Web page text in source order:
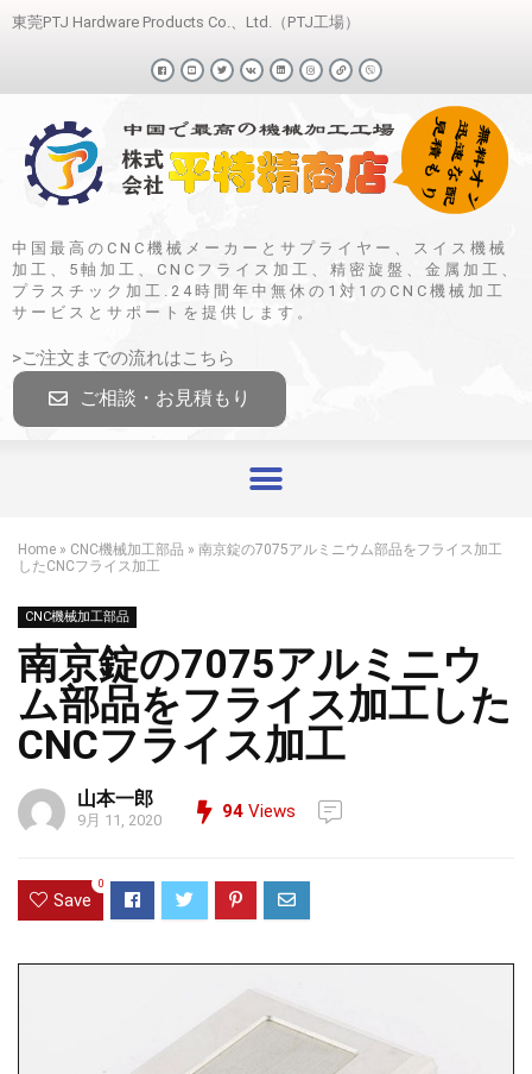
東莞PTJ Hardware Products Co.、Ltd.（PTJ工場）
中国最高のCNC機械メーカーとサプライヤー、スイス機械
加工、5軸加工、CNCフライス加工、精密旋盤、金属加工、
プラスチック加工.24時間年中無休の1対1のCNC機械加工
サービスとサポートを提供します。
>ご注文までの流れはこちら
ご相談・お見積もり
Home » CNC機械加工部品 » 南京錠の7075アルミニウム部品をフライス加工
したCNCフライス加工
CNC機械加工部品
南京錠の7075アルミニウ
ム部品をフライス加工した
CNCフライス加工
山本一郎
9月 11, 2020 94 Views
Save
0